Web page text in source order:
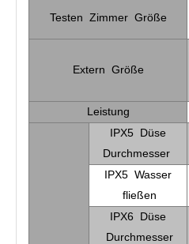
Testen Zimmer Größe
Extern Größe
Leistung
IPX5 Düse
Durchmesser
IPX5 Wasser
fließen
IPX6 Düse
Durchmesser